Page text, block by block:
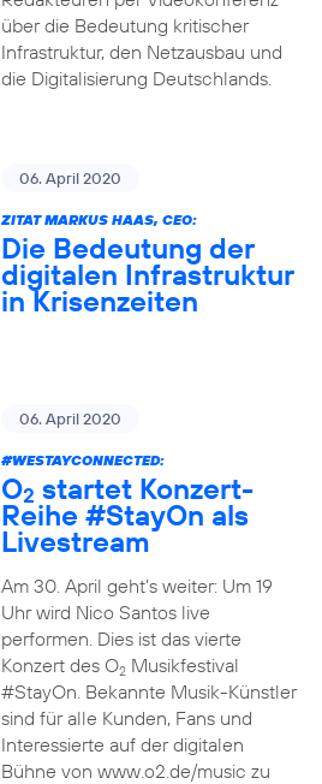
über die Bedeutung kritischer
Infrastruktur, den Netzausbau und
die Digitalisierung Deutschlands.
06. April 2020
ZITAT MARKUS HAAS, CEO:
Die Bedeutung der
digitalen Infrastruktur
in Krisenzeiten
06. April 2020
#WESTAYCONNECTED:
O2 startet Konzert-
Reihe #StayOn als
Livestream
Am 30. April geht’s weiter: Um 19
Uhr wird Nico Santos live
performen. Dies ist das vierte
Konzert des O2Musikfestival
#StayOn. Bekannte Musik-Künstler
sind für alle Kunden, Fans und
Interessierte auf der digitalen
Bühne von www.o2.de/music zu